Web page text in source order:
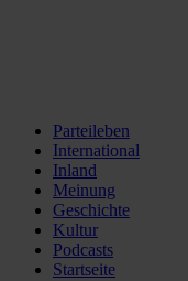
Parteileben
International
Inland
Meinung
Geschichte
Kultur
Podcasts
Startseite